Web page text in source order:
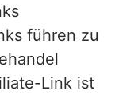
führen zu
Link ist